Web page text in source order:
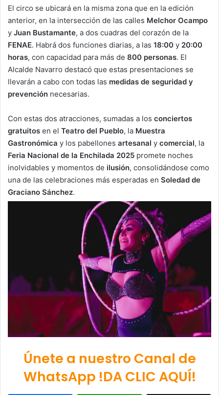
El circo se ubicará en la misma zona que en la edición
anterior, en la intersección de las calles Melchor Ocampo
y Juan Bustamante, a dos cuadras del corazón de la
FENAE. Habrá dos funciones diarias, a las 18:00 y 20:00
horas, con capacidad para más de 800 personas. El
Alcalde Navarro destacó que estas presentaciones se
llevarán a cabo con todas las medidas de seguridad y
prevención necesarias.
Con estas dos atracciones, sumadas a los conciertos
gratuitos en el Teatro del Pueblo, la Muestra
Gastronómica y los pabellones artesanal y comercial, la
Feria Nacional de la Enchilada 2025 promete noches
inolvidables y momentos de ilusión, consolidándose como
una de las celebraciones más esperadas en Soledad de
Graciano Sánchez.
Únete a nuestro Canal de
WhatsApp !DA CLIC AQUÍ!